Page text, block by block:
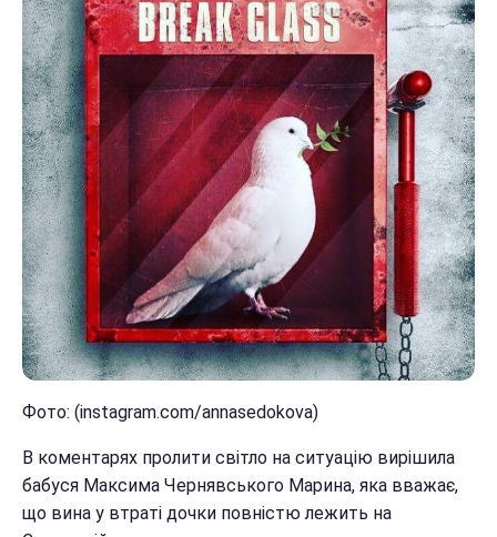
Фото: (instagram.com/annasedokova)
В коментарях пролити світло на ситуацію вирішила
бабуся Максима Чернявського Марина, яка вважає,
що вина у втраті дочки повністю лежить на